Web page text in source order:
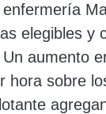
elegibles y
aumento
sobre